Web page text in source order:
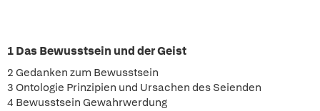
1 Das Bewusstsein und der Geist
2 Gedanken zum Bewusstsein
3 Ontologie Prinzipien und Ursachen des Seienden
4 Bewusstsein Gewahrwerdung